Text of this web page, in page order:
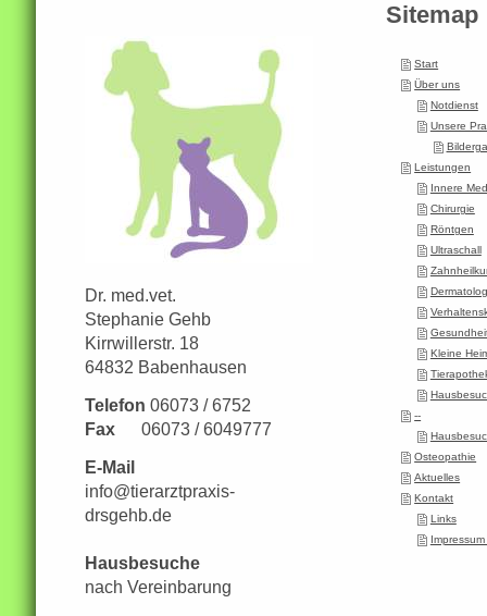
Sitemap
Start
Über uns
Notdienst
Unsere
Leistungen
Innere
Chirurgie
Röntgen
Ultraschall
Kleine
--
Osteopathie
Aktuelles
Kontakt
Links
Dr. med.vet.
Stephanie Gehb
Kirrwillerstr. 18
64832 Babenhausen
Telefon 06073 / 6752
Fax06073 / 6049777
E-Mail
info@tierarztpraxis-
drsgehb.de
Hausbesuche
nach Vereinbarung